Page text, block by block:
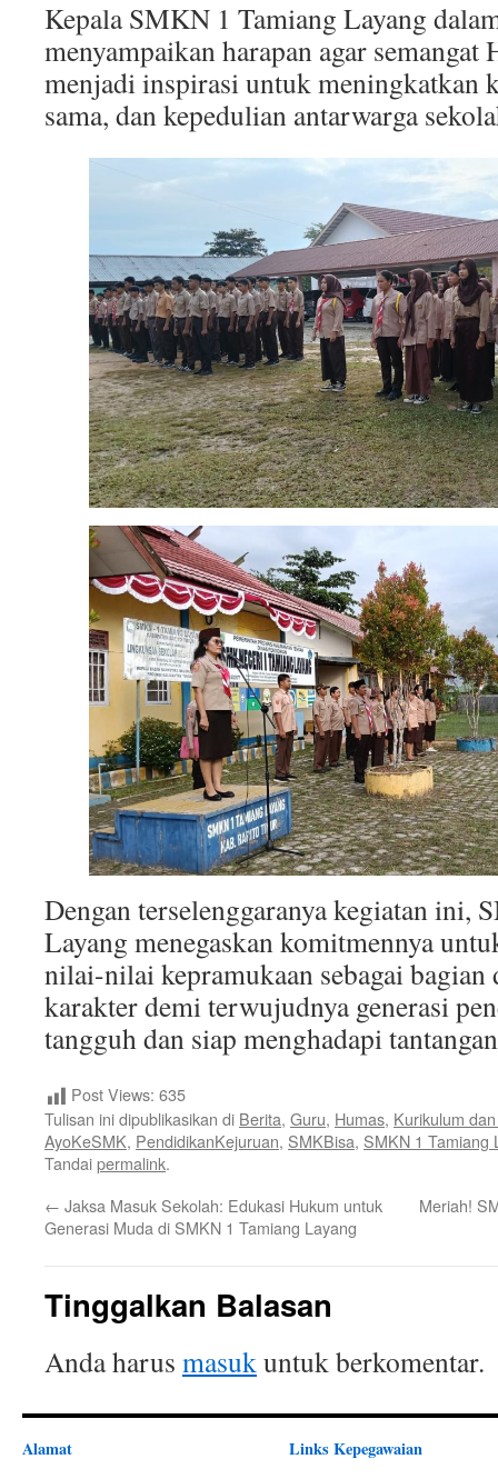
Kepala SMKN 1 Tamiang Layang
menyampaikan harapan agar
menjadi inspirasi untuk meningkatkan
sama, dan kepedulian antarwarga
Dengan terselenggaranya kegiatan ini,
Layang menegaskan komitmennya
nilai-nilai kepramukaan sebagai
karakter demi terwujudnya generasi
tangguh dan siap menghadapi
Post Views: 635
Tulisan ini dipublikasikan di Berita, Guru, Humas, Kurikulum
AyoKeSMK, PendidikanKejuruan, SMKBisa, SMKN 1 Tamiang
Tandaipermalink.
← Jaksa Masuk Sekolah: Edukasi Hukum untuk
Generasi Muda di SMKN 1 Tamiang Layang
Meriah!
Tinggalkan Balasan
Anda harus masukuntuk berkomentar.
Alamat Links Kepegawaian